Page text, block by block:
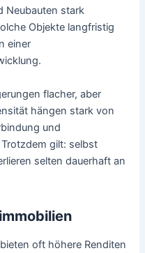
Neubauten stark
Objekte langfristig
einer
flacher, aber
hängen stark von
und
gilt: selbst
selten dauerhaft an
oft höhere Renditen